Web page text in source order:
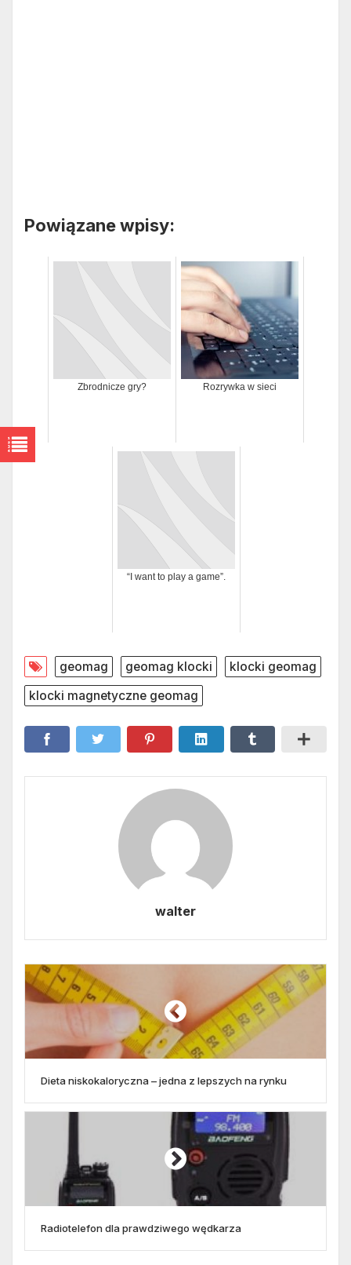
Powiązane wpisy:
Zbrodnicze gry? Rozrywka w sieci
“I want to play a game”.
geomag geomag klocki
klocki geomag
klocki magnetyczne geomag
walter
Dieta niskokaloryczna – jedna z lepszych na rynku
Radiotelefon dla prawdziwego wędkarza